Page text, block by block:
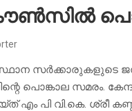
സർക്കാരുകളുടെ
പൊങ്കാല സമരം.
എം പി വി.കെ. ശ്രീ